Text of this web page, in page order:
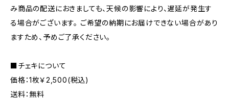
み商品の配送におきましても、天候の影響により、遅延が発生す
る場合がございます。 ご希望の納期にお届けできない場合があり
ますため、予めご了承ください。
■チェキについて
価格：1枚￥2,500(税込)
送料：無料